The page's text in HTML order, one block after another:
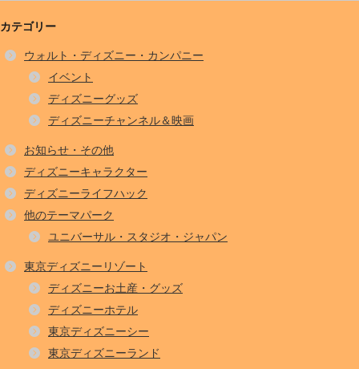
カテゴリー
ウォルト・ディズニー・カンパニー
イベント
ディズニーグッズ
ディズニーチャンネル＆映画
お知らせ・その他
ディズニーキャラクター
ディズニーライフハック
他のテーマパーク
ユニバーサル・スタジオ・ジャパン
東京ディズニーリゾート
ディズニーお土産・グッズ
ディズニーホテル
東京ディズニーシー
東京ディズニーランド